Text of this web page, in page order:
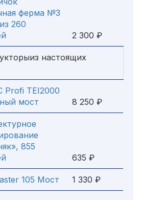
ферма №3
260
2 300 ₽
настоящих
Profi TEI2000
мост
8 250 ₽
855
635 ₽
105 Мост 1 330 ₽